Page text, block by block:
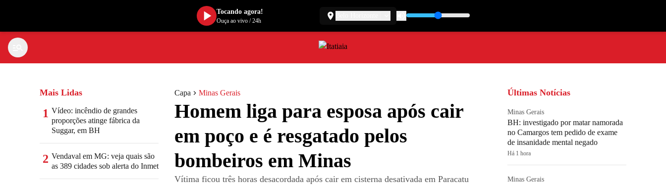
Capa Minas Gerais
Homem liga para esposa após cair
em poço e é resgatado pelos
bombeiros em Minas
Vítima ficou três horas desacordada após cair em cisterna desativada em Paracatu
Mais Lidas
1 Vídeo: incêndio de grandes
proporções atinge fábrica da
Suggar, em BH
2 Vendaval em MG: veja quais são
as 389 cidades sob alerta do Inmet
Últimas Notícias
Minas Gerais
BH: investigado por matar namorada
no Camargos tem pedido de exame
de insanidade mental negado
Há 1 hora
Minas Gerais
Tocando agora!
Ouça ao vivo/24h